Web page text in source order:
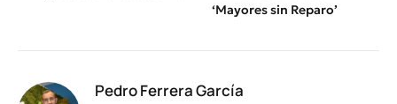
‘Mayores sin Reparo’
Pedro Ferrera García